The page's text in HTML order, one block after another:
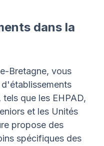
dans la
Bretagne, vous
que les EHPAD,
et les Unités
propose des
spécifiques des